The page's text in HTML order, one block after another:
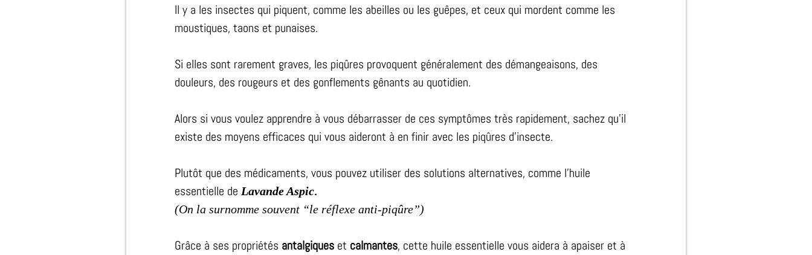
Il y a les insectes qui piquent, comme les abeilles ou les guêpes, et ceux qui mordent comme les
moustiques, taons et punaises.
Si elles sont rarement graves, les piqûres provoquent généralement des démangeaisons, des
douleurs, des rougeurs et des gonflements gênants au quotidien.
Alors si vous voulez apprendre à vous débarrasser de ces symptômes très rapidement, sachez qu’il
existe des moyens efficaces qui vous aideront à en finir avec les piqûres d’insecte.
Plutôt que des médicaments, vous pouvez utiliser des solutions alternatives, comme l’huile
essentielle de Lavande Aspic.
(On la surnomme souvent “le réflexe anti-piqûre”)
Grâce à ses propriétés antalgiques et calmantes, cette huile essentielle vous aidera à apaiser et à